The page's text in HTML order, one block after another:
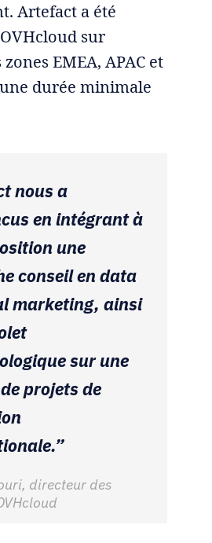
Artefact a été
sur
EMEA, APAC et
durée minimale
nous a
en intégrant à
une
conseil en data
marketing, ainsi
sur une
projets de
directeur des